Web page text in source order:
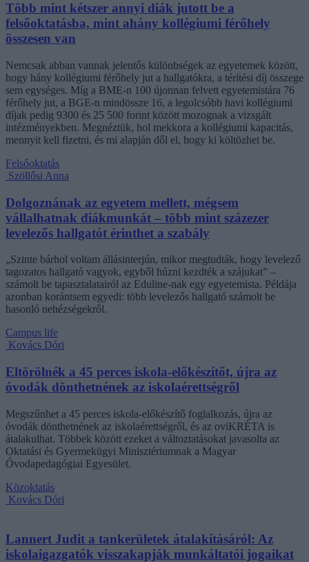
Több mint kétszer annyi diák jutott be a
felsőoktatásba, mint ahány kollégiumi férőhely
összesen van
Nemcsak abban vannak jelentős különbségek az egyetemek között,
hogy hány kollégiumi férőhely jut a hallgatókra, a térítési díj összege
sem egységes. Míg a BME-n 100 újonnan felvett egyetemistára 76
férőhely jut, a BGE-n mindössze 16, a legolcsóbb havi kollégiumi
díjak pedig 9300 és 25 500 forint között mozognak a vizsgált
intézményekben. Megnéztük, hol mekkora a kollégiumi kapacitás,
mennyit kell fizetni, és mi alapján dől el, hogy ki költözhet be.
Felsőoktatás
Szöllősi Anna
Dolgoznának az egyetem mellett, mégsem
vállalhatnak diákmunkát – több mint százezer
levelezős hallgatót érinthet a szabály
„Szinte bárhol voltam állásinterjún, mikor megtudták, hogy levelező
tagozatos hallgató vagyok, egyből húzni kezdték a szájukat” –
számolt be tapasztalatairól az Eduline-nak egy egyetemista. Példája
azonban korántsem egyedi: több levelezős hallgató számolt be
hasonló nehézségekről.
Campus life
Kovács Dóri
Eltörölnék a 45 perces iskola-előkészítőt, újra az
óvodák dönthetnének az iskolaérettségről
Megszűnhet a 45 perces iskola-előkészítő foglalkozás, újra az
óvodák dönthetnének az iskolaérettségről, és az oviKRÉTA is
átalakulhat. Többek között ezeket a változtatásokat javasolta az
Oktatási és Gyermekügyi Minisztériumnak a Magyar
Óvodapedagógiai Egyesület.
Közoktatás
Kovács Dóri
Lannert Judit a tankerületek átalakításáról: Az
iskolaigazgatók visszakapják munkáltatói jogaikat